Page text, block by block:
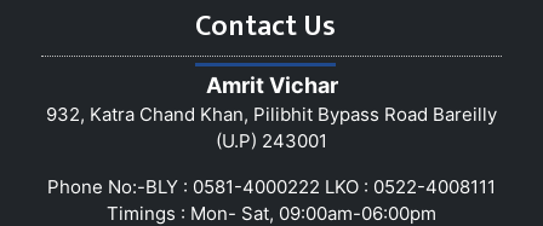
Contact Us
Amrit Vichar
932, Katra Chand Khan, Pilibhit Bypass Road Bareilly
(U.P) 243001
Phone No:-BLY : 0581-4000222 LKO : 0522-4008111
Timings : Mon- Sat, 09:00am-06:00pm